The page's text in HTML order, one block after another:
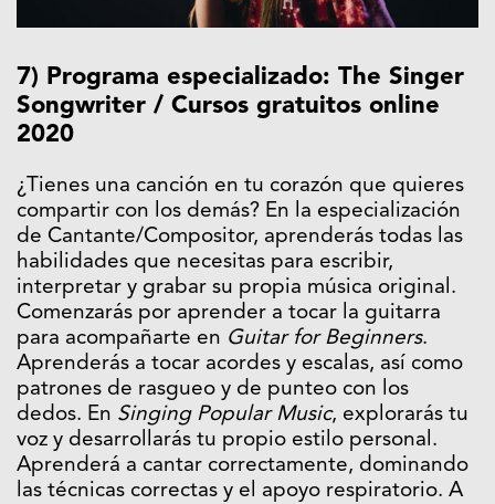
7) Programa especializado: The Singer
Songwriter / Cursos gratuitos online
2020
¿Tienes una canción en tu corazón que quieres
compartir con los demás? En la especialización
de Cantante/Compositor, aprenderás todas las
habilidades que necesitas para escribir,
interpretar y grabar su propia música original.
Comenzarás por aprender a tocar la guitarra
para acompañarte en Guitar for Beginners.
Aprenderás a tocar acordes y escalas, así como
patrones de rasgueo y de punteo con los
dedos. En Singing Popular Music, explorarás tu
voz y desarrollarás tu propio estilo personal.
Aprenderá a cantar correctamente, dominando
las técnicas correctas y el apoyo respiratorio. A